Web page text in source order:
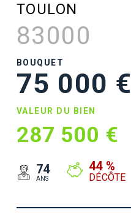
TOULON
83000
BOUQUET
75 000 €
VALEUR DU BIEN
287 500 €
74
ANS
44 %
DÉCÔTE